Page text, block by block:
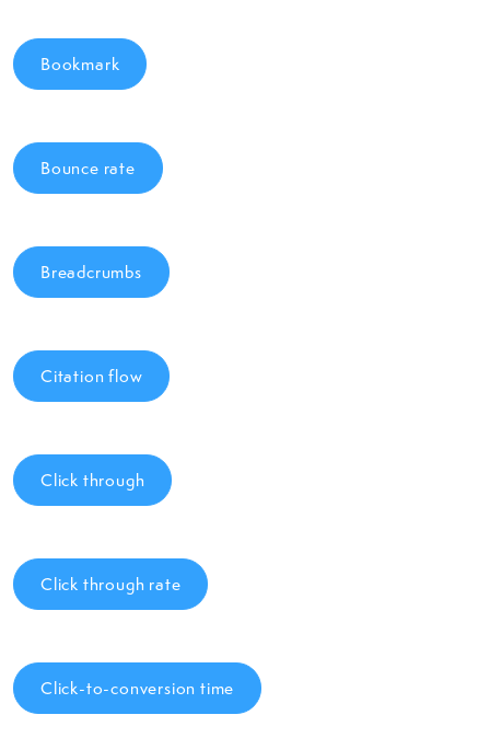
Bookmark
Bounce rate
Breadcrumbs
Citation flow
Click through
Click through rate
Click-to-conversion time